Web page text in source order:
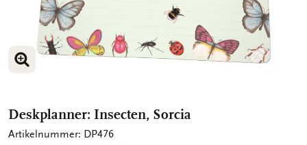
VERGROOT AFBEELDING
VERGROOT AFBEELDING
Deskplanner: Insecten, Sorcia
Artikelnummer: DP476